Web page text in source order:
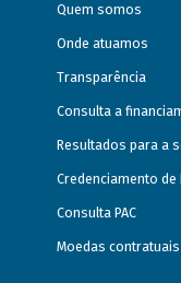
Quem somos
Onde atuamos
Transparência
Consulta a
Resultados para a
Credenciamento de
Consulta PAC
Moedas contratuais